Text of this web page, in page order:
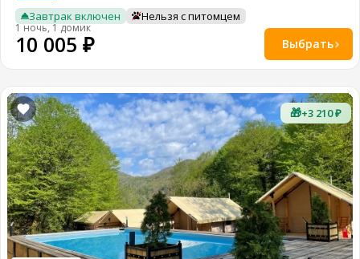
Завтрак включен Нельзя с питомцем
1 ночь, 1 домик
10 005 ₽ Выбрать
🎁+3 210 ₽